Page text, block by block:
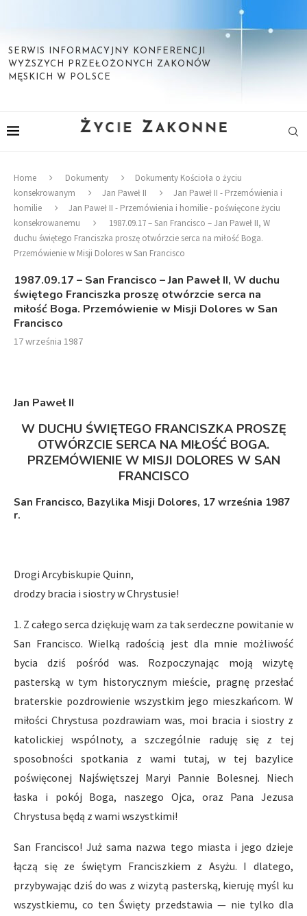
SERWIS INFORMACYJNY KONFERENCJI
WYŻSZYCH PRZEŁOŻONYCH ZAKONÓW
MĘSKICH W POLSCE
Home Dokumenty
Dokumenty Kościoła o życiu
konsekrowanym
Jan Paweł II
Jan Paweł II - Przemówienia i
homilie
Jan Paweł II - Przemówienia i homilie - poświęcone życiu
konsekrowanemu
1987.09.17 – San Francisco – Jan Paweł II, W
duchu świętego Franciszka proszę otwórzcie serca na miłość Boga.
Przemówienie w Misji Dolores w San Francisco
1987.09.17 – San Francisco – Jan Paweł II, W duchu
świętego Franciszka proszę otwórzcie serca na
miłość Boga. Przemówienie w Misji Dolores w San
Francisco
17 września 1987
Jan Paweł II
W DUCHU ŚWIĘTEGO FRANCISZKA PROSZĘ
OTWÓRZCIE SERCA NA MIŁOŚĆ BOGA.
PRZEMÓWIENIE W MISJI DOLORES W SAN
FRANCISCO
San Francisco, Bazylika Misji Dolores, 17 września 1987
r.
Drogi Arcybiskupie Quinn,
drodzy bracia i siostry w Chrystusie!
1. Z całego serca dziękuję wam za tak serdeczne powitanie w
San Francisco. Wielką radością jest dla mnie możliwość
bycia dziś pośród was. Rozpoczynając moją wizytę
pasterską w tym historycznym mieście, pragnę przesłać
braterskie pozdrowienie wszystkim jego mieszkańcom. W
miłości Chrystusa pozdrawiam was, moi bracia i siostry z
katolickiej wspólnoty, a szczególnie raduję się z tej
sposobności spotkania z wami tutaj, w tej bazylice
poświęconej Najświętszej Maryi Pannie Bolesnej. Niech
łaska i pokój Boga, naszego Ojca, oraz Pana Jezusa
Chrystusa będą z wami wszystkimi!
San Francisco! Już sama nazwa tego miasta i jego dzieje
łączą się ze świętym Franciszkiem z Asyżu. I dlatego,
przybywając dziś do was z wizytą pasterską, kieruję myśl ku
wszystkiemu, co ten Święty przedstawia — nie tylko dla